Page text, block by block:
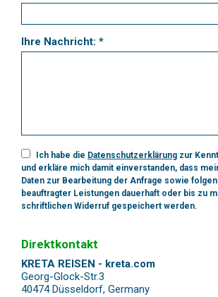
Ihre Nachricht: *
Ich habe die Datenschutzerklärung zur
und erkläre mich damit einverstanden, dass
Daten zur Bearbeitung der Anfrage sowie
beauftragter Leistungen dauerhaft oder bis zu
schriftlichen Widerruf gespeichert werden.
Direktkontakt
KRETA REISEN - kreta.com
Georg-Glock-Str.3
40474 Düsseldorf, Germany